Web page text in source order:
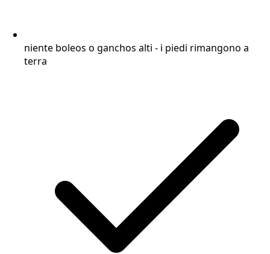
niente boleos o ganchos alti - i piedi rimangono a
terra